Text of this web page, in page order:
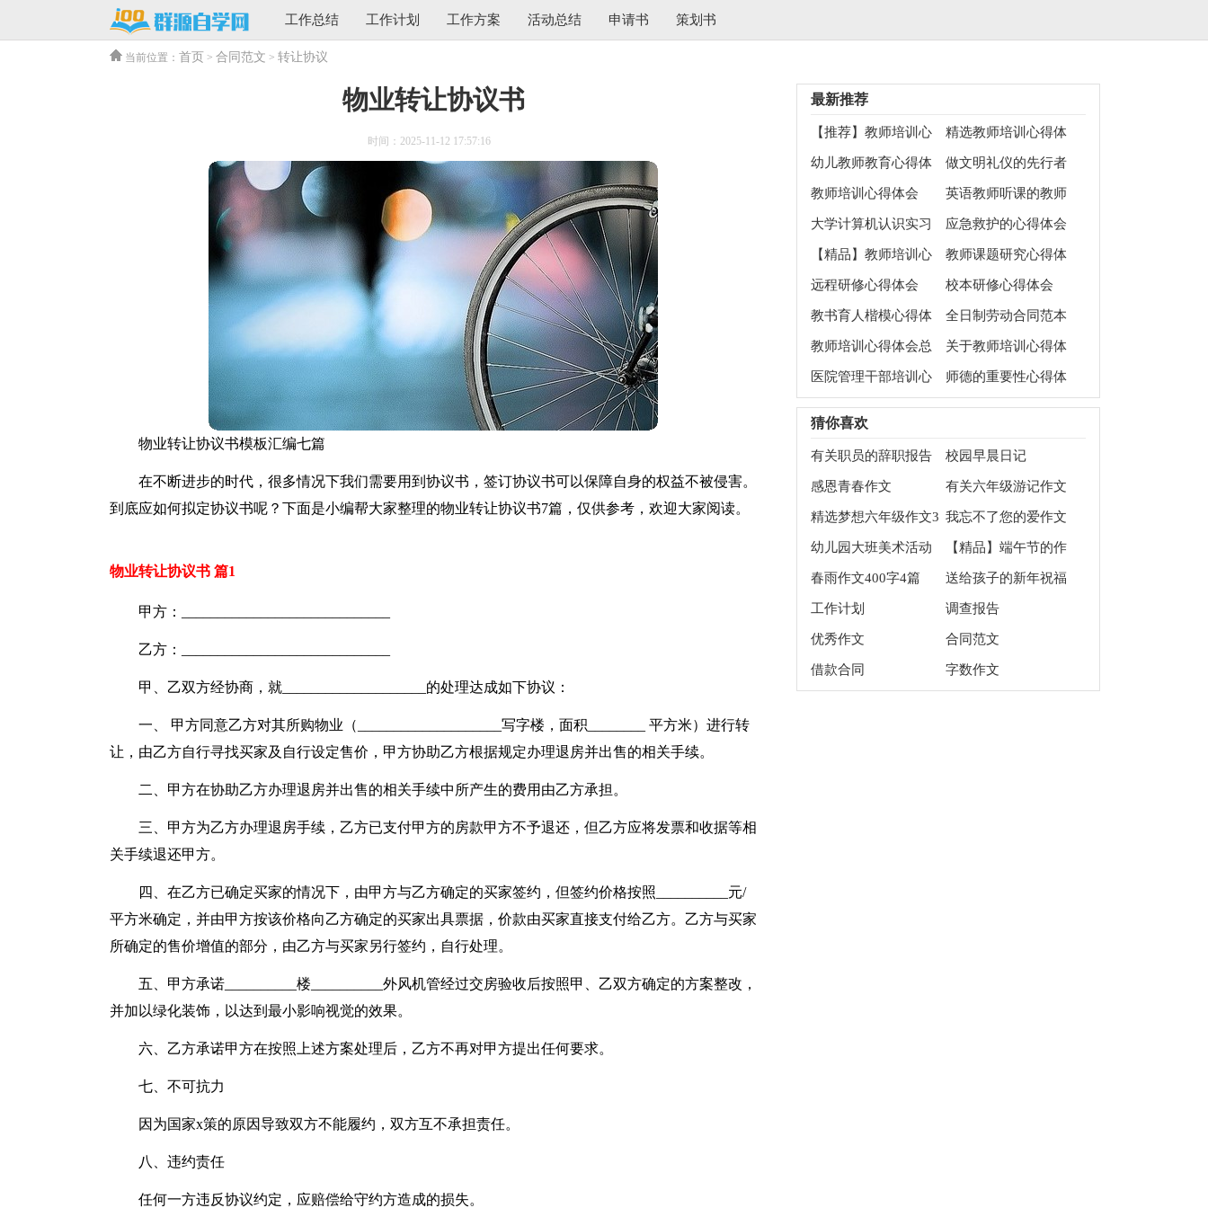
工作总结 工作计划 工作方案 活动总结 申请书 策划书
当前位置： 首页 > 合同范文 > 转让协议
物业转让协议书
时间：2025-11-12 17:57:16
物业转让协议书模板汇编七篇
在不断进步的时代，很多情况下我们需要用到协议书，签订协议书可以保障自身的权益不被侵害。
到底应如何拟定协议书呢？下面是小编帮大家整理的物业转让协议书7篇，仅供参考，欢迎大家阅读。
物业转让协议书 篇1
甲方：_____________________________
乙方：_____________________________
甲、乙双方经协商，就____________________的处理达成如下协议：
一、 甲方同意乙方对其所购物业（____________________写字楼，面积________ 平方米）进行转
让，由乙方自行寻找买家及自行设定售价，甲方协助乙方根据规定办理退房并出售的相关手续。
二、甲方在协助乙方办理退房并出售的相关手续中所产生的费用由乙方承担。
三、甲方为乙方办理退房手续，乙方已支付甲方的房款甲方不予退还，但乙方应将发票和收据等相
关手续退还甲方。
四、在乙方已确定买家的情况下，由甲方与乙方确定的买家签约，但签约价格按照__________元/
平方米确定，并由甲方按该价格向乙方确定的买家出具票据，价款由买家直接支付给乙方。乙方与买家
所确定的售价增值的部分，由乙方与买家另行签约，自行处理。
五、甲方承诺__________楼__________外风机管经过交房验收后按照甲、乙双方确定的方案整改，
并加以绿化装饰，以达到最小影响视觉的效果。
六、乙方承诺甲方在按照上述方案处理后，乙方不再对甲方提出任何要求。
七、不可抗力
因为国家x策的原因导致双方不能履约，双方互不承担责任。
八、违约责任
任何一方违反协议约定，应赔偿给守约方造成的损失。
最新推荐
【推荐】教师培训心
得体会三篇
精选教师培训心得体
会集锦8篇
幼儿教师教育心得体
会
做文明礼仪的先行者
心得体会
教师培训心得体会
英语教师听课的教师
心得体会
大学计算机认识实习
心得体会
应急救护的心得体会
【精品】教师培训心
得体会合集七篇
教师课题研究心得体
会（精选5篇）
远程研修心得体会 校本研修心得体会
教书育人楷模心得体
会
全日制劳动合同范本
15篇
教师培训心得体会总
结范文汇总七篇
关于教师培训心得体
会总结集锦4篇
医院管理干部培训心
师德的重要性心得体
猜你喜欢
有关职员的辞职报告 校园早晨日记
感恩青春作文
有关六年级游记作文
汇编六篇
精选梦想六年级作文3
篇
我忘不了您的爱作文
幼儿园大班美术活动
教案精选15篇
【精品】端午节的作
文900字汇总七篇
春雨作文400字4篇
送给孩子的新年祝福
语
工作计划 调查报告
优秀作文 合同范文
借款合同 字数作文